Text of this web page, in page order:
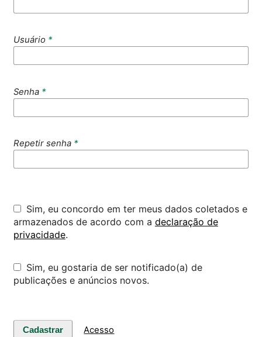
Usuário *
Senha *
Repetir senha *
armazenados de acordo com a declaração de
privacidade.
publicações e anúncios novos.
Cadastrar Acesso